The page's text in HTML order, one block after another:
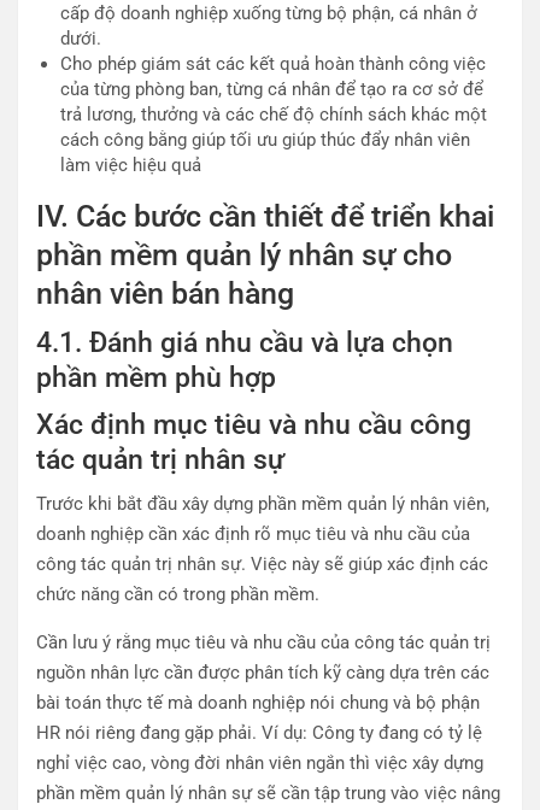
cấp độ doanh nghiệp xuống từng bộ phận, cá nhân ở
dưới.
Cho phép giám sát các kết quả hoàn thành công việc
của từng phòng ban, từng cá nhân để tạo ra cơ sở để
trả lương, thưởng và các chế độ chính sách khác một
cách công bằng giúp tối ưu giúp thúc đẩy nhân viên
làm việc hiệu quả
IV. Các bước cần thiết để triển khai
phần mềm quản lý nhân sự cho
nhân viên bán hàng
4.1. Đánh giá nhu cầu và lựa chọn
phần mềm phù hợp
Xác định mục tiêu và nhu cầu công
tác quản trị nhân sự
Trước khi bắt đầu xây dựng phần mềm quản lý nhân viên,
doanh nghiệp cần xác định rõ mục tiêu và nhu cầu của
công tác quản trị nhân sự. Việc này sẽ giúp xác định các
chức năng cần có trong phần mềm.
Cần lưu ý rằng mục tiêu và nhu cầu của công tác quản trị
nguồn nhân lực cần được phân tích kỹ càng dựa trên các
bài toán thực tế mà doanh nghiệp nói chung và bộ phận
HR nói riêng đang gặp phải. Ví dụ: Công ty đang có tỷ lệ
nghỉ việc cao, vòng đời nhân viên ngắn thì việc xây dựng
phần mềm quản lý nhân sự sẽ cần tập trung vào việc nâng